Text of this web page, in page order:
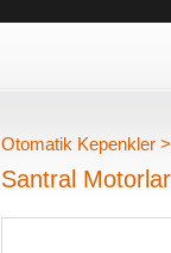
Otomatik Kepenkler >
Santral